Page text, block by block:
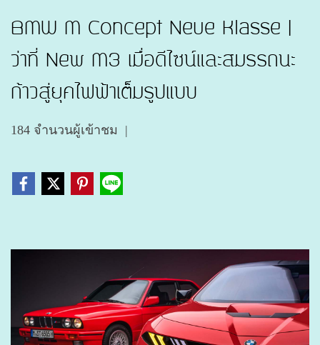
BMW M Concept Neue Klasse |
ว่าที่ New M3 เมื่อดีไซน์และสมรรถนะ
ก้าวสู่ยุคไฟฟ้าเต็มรูปแบบ
184 จำนวนผู้เข้าชม |